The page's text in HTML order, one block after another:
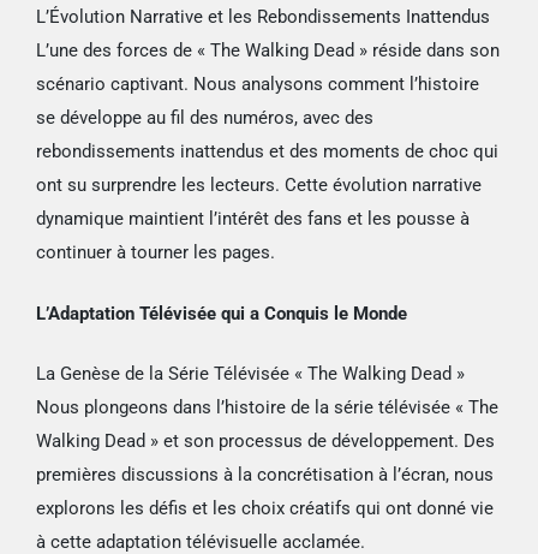
L’Évolution Narrative et les Rebondissements Inattendus
L’une des forces de « The Walking Dead » réside dans son
scénario captivant. Nous analysons comment l’histoire
se développe au fil des numéros, avec des
rebondissements inattendus et des moments de choc qui
ont su surprendre les lecteurs. Cette évolution narrative
dynamique maintient l’intérêt des fans et les pousse à
continuer à tourner les pages.
L’Adaptation Télévisée qui a Conquis le Monde
La Genèse de la Série Télévisée « The Walking Dead »
Nous plongeons dans l’histoire de la série télévisée « The
Walking Dead » et son processus de développement. Des
premières discussions à la concrétisation à l’écran, nous
explorons les défis et les choix créatifs qui ont donné vie
à cette adaptation télévisuelle acclamée.